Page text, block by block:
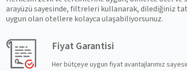
arayüzü sayesinde, filtreleri kullanarak, dilediğiniz
uygun olan otellere kolayca ulaşabiliyorsunuz.
Fiyat Garantisi
Her bütçeye uygun fiyat avantajlarımız